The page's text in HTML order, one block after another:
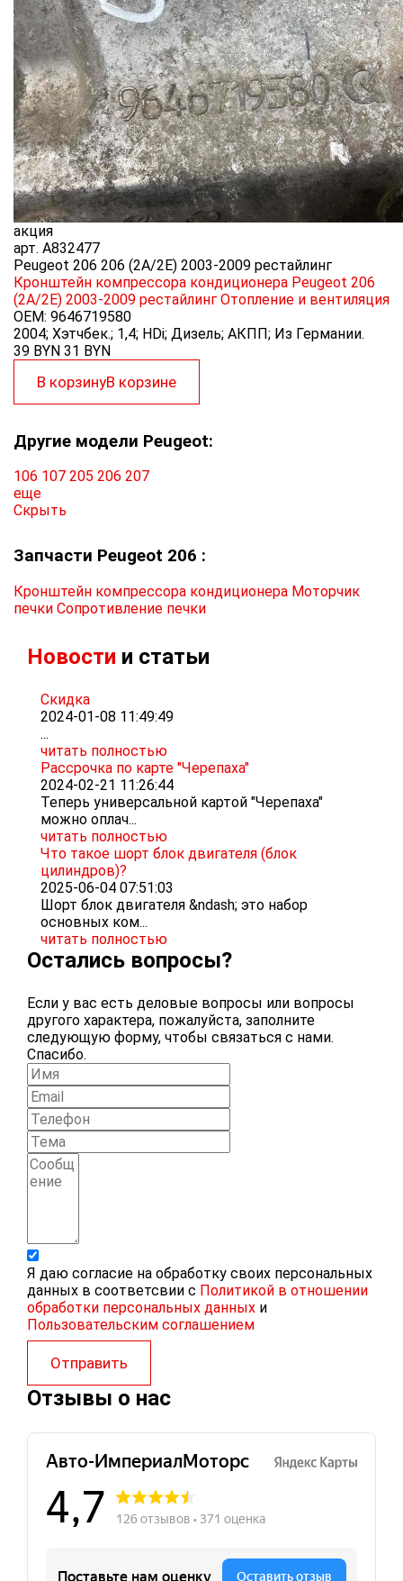
акция
арт. A832477
Peugeot 206 206 (2A/2E) 2003-2009 рестайлинг
Кронштейн компрессора кондиционера Peugeot 206
(2A/2E) 2003-2009 рестайлинг Отопление и вентиляция
OEM: 9646719580
2004; Хэтчбек.; 1,4; HDi; Дизель; АКПП; Из Германии.
39 BYN 31 BYN
В корзинуВ корзине
Другие модели Peugeot:
106 107 205 206 207
еще
Скрыть
Запчасти Peugeot 206 :
Кронштейн компрессора кондиционера Моторчик
печки Сопротивление печки
Новости и статьи
Скидка
2024-01-08 11:49:49
...
читать полностью
Рассрочка по карте "Черепаха"
2024-02-21 11:26:44
Теперь универсальной картой "Черепаха"
можно оплач...
читать полностью
Что такое шорт блок двигателя (блок
цилиндров)?
2025-06-04 07:51:03
Шорт блок двигателя &ndash; это набор
основных ком...
читать полностью
Остались вопросы?
Если у вас есть деловые вопросы или вопросы
другого характера, пожалуйста, заполните
следующую форму, чтобы связаться с нами.
Спасибо.
Я даю согласие на обработку своих персональных
данных в соответсвии с Политикой в отношении
обработки персональных данных и
Пользовательским соглашением
Отправить
Отзывы о нас